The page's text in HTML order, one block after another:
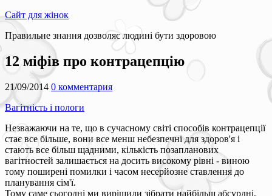
Сайт для жінок
Правильне знання дозволяє людині бути здоровою
12 міфів про контрацепцію
21/09/2014 0 комментария
Вагітність і пологи
Незважаючи на те, що в сучасному світі способів контрацепції
стає все більше, вони все менш небезпечні для здоров'я і
стають все більш щадними, кількість позапланових
вагітностей залишається на досить високому рівні - виною
тому поширені помилки і часом несерйозне ставлення до
планування сім'ї.
Тому саме сьогодні ми вирішили зібрати найбільш абсурдні,